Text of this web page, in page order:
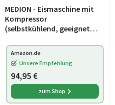
MEDION - Eismaschine mit
Kompressor
(selbstkühlend, geeignet
Eiscreme, Frozen Yoghurt
& Sorbet, 1 Liter, 100 Watt,
Aluminium Eisbehälte
Amazon.de
Unsere Empfehlung
94,95 €
zum Shop